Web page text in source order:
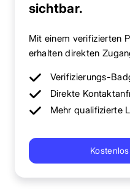
sichtbar.
Mit einem verifizierten
erhalten direkten
Verifizierungs-
Direkte
Mehr qualifizierte